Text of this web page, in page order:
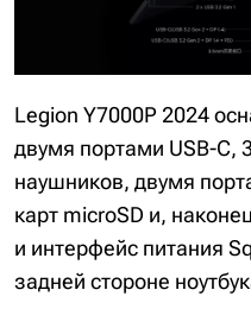
Legion Y7000P 2024
двумя портами USB-
наушников, двумя
карт microSD и,
и интерфейс питания
задней стороне